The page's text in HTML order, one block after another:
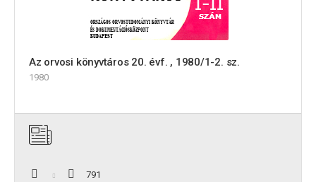
Az orvosi könyvtáros 20. évf. , 1980/1-2. sz.
1980
791